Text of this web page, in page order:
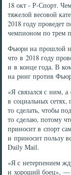
18 окт - Р-Спорт.
тяжелой весовой
2018 году проведет
чемпионом по трем
Фьюри на прошлой
что в 2018 году
и в конце года. В
на ринг против
«Я связался с ним,
в социальных
то сделать, чтобы
то сделаю, потому
приносит в спорт
и приносит пользу
Daily Mail.
«Я с нетерпением
и хороший боец», —